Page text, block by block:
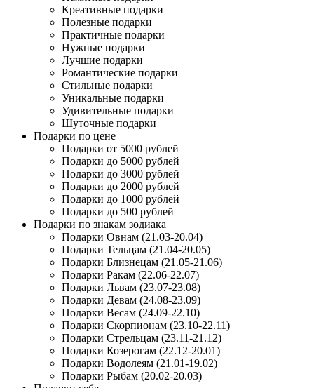
Креативные подарки
Полезные подарки
Практичные подарки
Нужные подарки
Лучшие подарки
Романтические подарки
Стильные подарки
Уникальные подарки
Удивительные подарки
Шуточные подарки
Подарки по цене
Подарки от 5000 рублей
Подарки до 5000 рублей
Подарки до 3000 рублей
Подарки до 2000 рублей
Подарки до 1000 рублей
Подарки до 500 рублей
Подарки по знакам зодиака
Подарки Овнам (21.03-20.04)
Подарки Тельцам (21.04-20.05)
Подарки Близнецам (21.05-21.06)
Подарки Ракам (22.06-22.07)
Подарки Львам (23.07-23.08)
Подарки Девам (24.08-23.09)
Подарки Весам (24.09-22.10)
Подарки Скорпионам (23.10-22.11)
Подарки Стрельцам (23.11-21.12)
Подарки Козерогам (22.12-20.01)
Подарки Водолеям (21.01-19.02)
Подарки Рыбам (20.02-20.03)